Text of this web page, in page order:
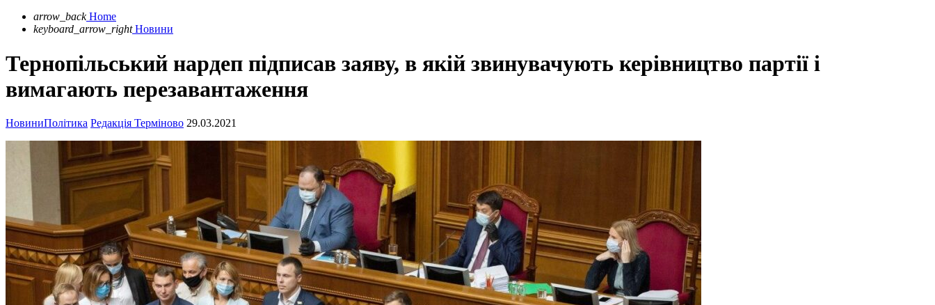
arrow_back Home
keyboard_arrow_right Новини
Тернопільський нардеп підписав заяву, в якій звинувачують керівництво партії і
вимагають перезавантаження
НовиниПолітика Редакція Терміново 29.03.2021